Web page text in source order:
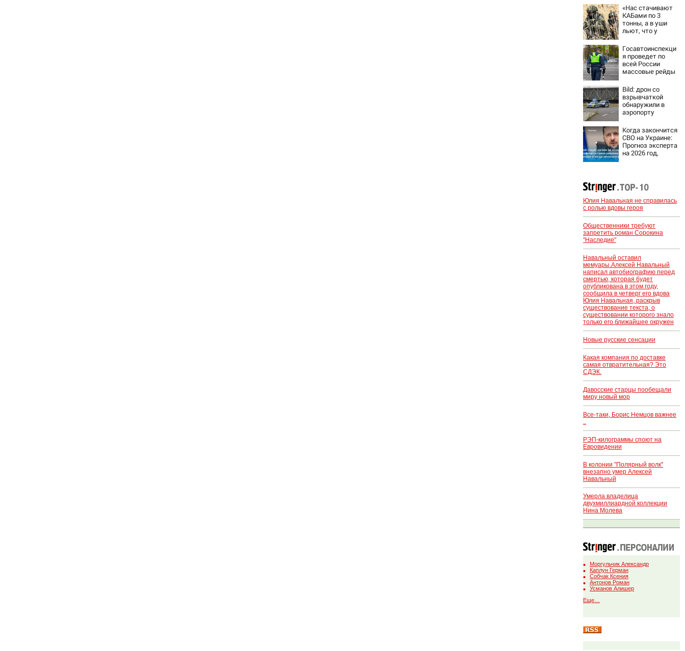
ресторана
«Нас стачивают
КАБами по 3
тонны, а в уши
льют, что у
резервов»
Госавтоинспекци
я проведет по
всей России
массовые рейды
Bild: дрон со
взрывчаткой
обнаружили в
аэропорту
Когда закончится
СВО на Украине:
Прогноз эксперта
на 2026 год,
Юлия Навальная не справилась
с ролью вдовы героя
Общественники требуют
запретить роман Сорокина
"Наследие"
Навальный оставил
мемуары.Алексей Навальный
написал автобиографию перед
смертью, которая будет
опубликована в этом году,
сообщила в четверг его вдова
Юлия Навальная, раскрыв
существование текста, о
существовании которого знало
только его ближайшее окружен
Новые русские сенсации
Какая компания по доставке
самая отвратительная? Это
СДЭК.
Давосские старцы пообещали
миру новый мор
Все-таки, Борис Немцов важнее
РЭП-килограммы споют на
Евровидении
В колонии "Полярный волк"
внезапно умер Алексей
Навальный
Умерла владелица
двухмиллиардной коллекции
Нина Молева
Моргульчик Александр
Каплун Герман
Собчак Ксения
Антонов Роман
Усманов Алишер
Еще…